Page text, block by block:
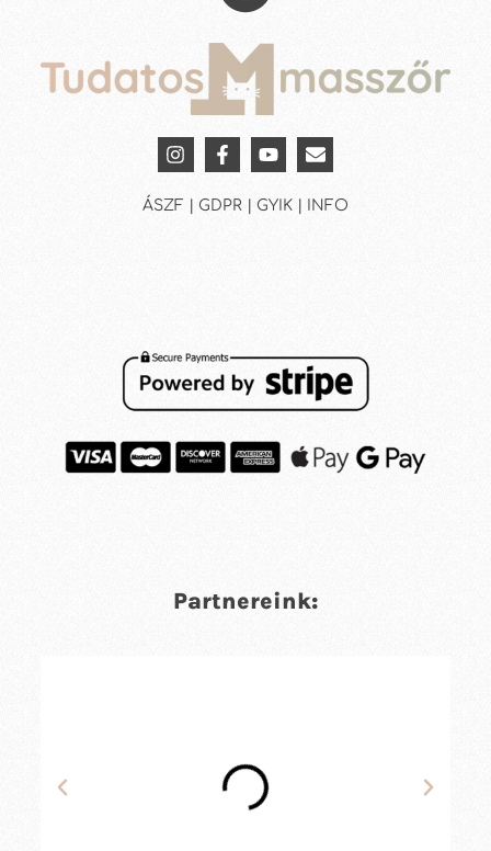
ÁSZF | GDPR | GYIK | INFO
Partnereink: